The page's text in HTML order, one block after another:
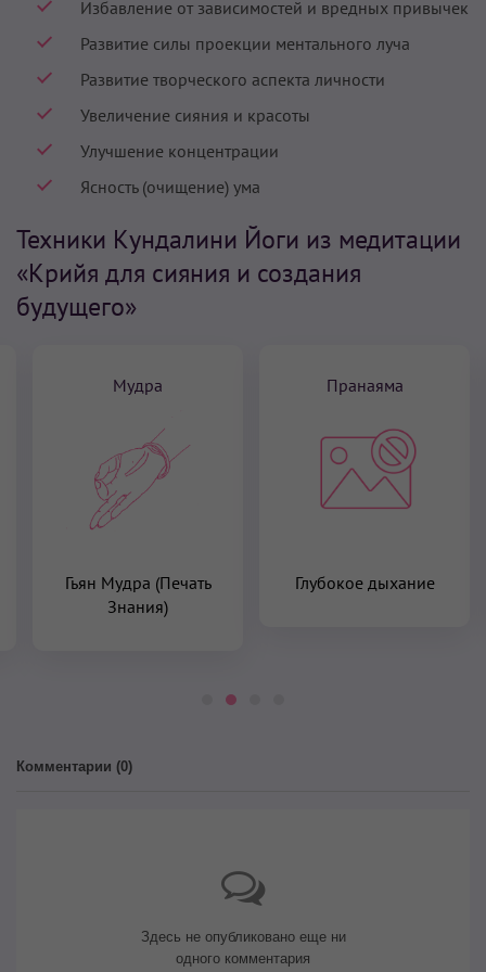
Избавление от зависимостей и вредных привычек
Развитие силы проекции ментального луча
Развитие творческого аспекта личности
Увеличение сияния и красоты
Улучшение концентрации
Ясность (очищение) ума
Техники Кундалини Йоги из медитации
«Крийя для сияния и создания
будущего»
Мудра
Гьян Мудра (Печать
Знания)
Пранаяма
Глубокое дыхание
Комментарии (0)
Здесь не опубликовано еще ни
одного комментария